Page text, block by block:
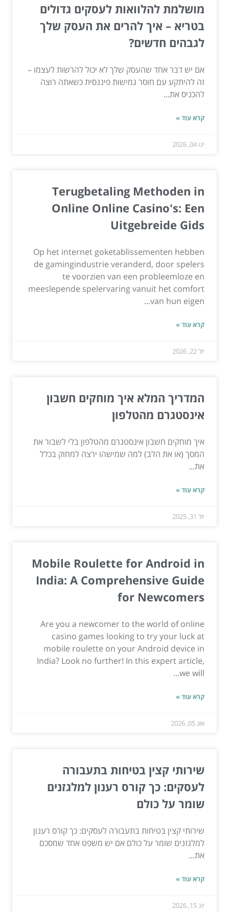
מושלמת להלוואות לעסקים גדולים
בטריא – איך להרים את העסק שלך
לגבהים חדשים?
אם יש דבר אחד שהעסק שלך לא יכול להרשות לעצמו –
זה להיתקע עם חוסר גמישות פיננסית כשאתה רוצה
להכניס את...
קרא עוד »
ינו 04, 2026
Terugbetaling Methoden in
Online Online Casino's: Een
Uitgebreide Gids
Op het internet goketablissementen hebben
de gamingindustrie veranderd, door spelers
te voorzien van een probleemloze en
meeslepende spelervaring vanuit het comfort
van hun eigen...
קרא עוד »
יול 22, 2026
המדריך המלא איך מוחקים חשבון
אינסטגרם מהטלפון
איך מוחקים חשבון אינסטגרם מהטלפון בלי לשבור את
המסך (או את הלב) למה שמישהו ירצה למחוק בכלל
את...
קרא עוד »
יול 31, 2025
Mobile Roulette for Android in
India: A Comprehensive Guide
for Newcomers
Are you a newcomer to the world of online
casino games looking to try your luck at
mobile roulette on your Android device in
India? Look no further! In this expert article,
we will...
קרא עוד »
אוג 05, 2026
שירותי קצין בטיחות בתעבורה
לעסקים: כך קורס רענון למלגזנים
שומר על כולם
שירותי קצין בטיחות בתעבורה לעסקים: כך קורס רענון
למלגזנים שומר על כולם אם יש משפט אחד שמסכם
את...
קרא עוד »
יונ 15, 2026